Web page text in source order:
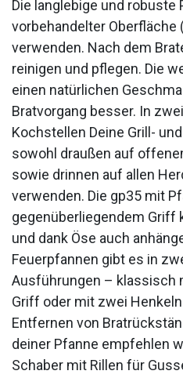
Die langlebige und robuste
vorbehandelter
verwenden. Nach dem
reinigen und pflegen. Die
einen natürlichen
Bratvorgang besser. In
Kochstellen Deine Grill-
sowohl draußen auf
sowie drinnen auf allen
verwenden. Die gp35 mit
gegenüberliegendem Griff
und dank Öse auch
Feuerpfannen gibt es in
Ausführungen – klassisch
Griff oder mit zwei
Entfernen von
deiner Pfanne empfehlen
Schaber mit Rillen für